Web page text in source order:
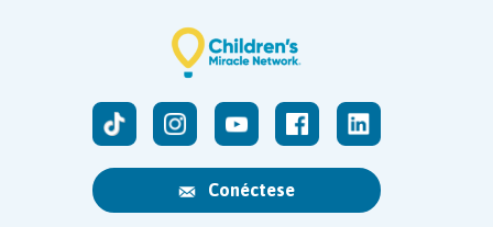
Conéctese